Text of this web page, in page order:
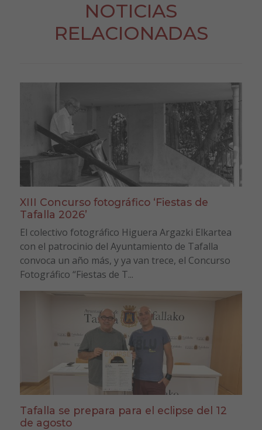
NOTICIAS
RELACIONADAS
XIII Concurso fotográfico ‘Fiestas de
Tafalla 2026’
El colectivo fotográfico Higuera Argazki Elkartea
con el patrocinio del Ayuntamiento de Tafalla
convoca un año más, y ya van trece, el Concurso
Fotográfico “Fiestas de T...
Tafalla se prepara para el eclipse del 12
de agosto